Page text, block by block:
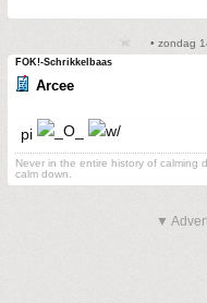
• zondag
FOK!-Schrikkelbaas
Arcee
pi
Never in the entire history of calming
calm down.
▼